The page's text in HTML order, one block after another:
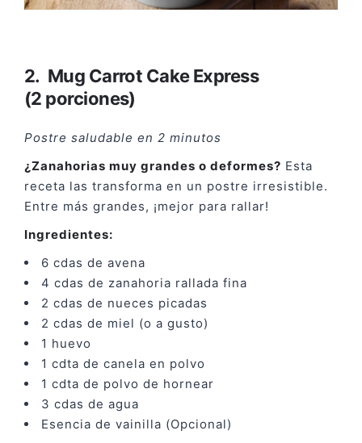
2. Mug Carrot Cake Express
(2 porciones)
Postre saludable en 2 minutos
¿Zanahorias muy grandes o deformes? Esta
receta las transforma en un postre irresistible.
Entre más grandes, ¡mejor para rallar!
Ingredientes:
6 cdas de avena
4 cdas de zanahoria rallada fina
2 cdas de nueces picadas
2 cdas de miel (o a gusto)
1 huevo
1 cdta de canela en polvo
1 cdta de polvo de hornear
3 cdas de agua
Esencia de vainilla (Opcional)